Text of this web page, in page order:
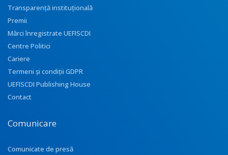
Transparenţă instituţională
Premii
Mărci înregistrate UEFISCDI
Centre Politici
Cariere
Termeni și condiții GDPR
UEFISCDI Publishing House
Contact
Comunicare
Comunicate de presă